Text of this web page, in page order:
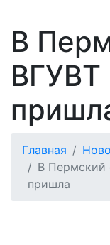
В
ВГУВТ
Главная
В Пермский
пришла